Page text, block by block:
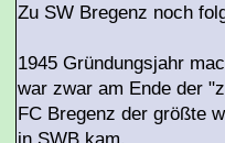
Zu SW Bregenz noch
1945 Gründungsjahr
war zwar am Ende der
FC Bregenz der größte